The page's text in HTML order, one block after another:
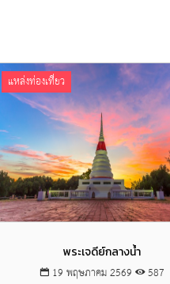
แหล่งท่องเที่ยว
พระเจดีย์กลางน้ำ
19 พฤษภาคม 2569 587